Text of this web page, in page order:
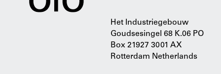
Het Industriegebouw
Goudsesingel 68 K.06 PO
Box 21927 3001 AX
Rotterdam Netherlands